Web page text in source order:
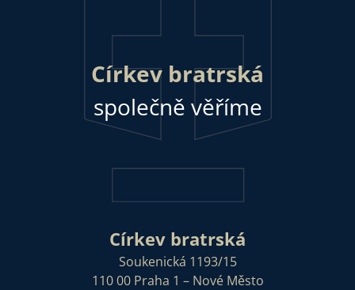
Církev bratrská
společně věříme
Církev bratrská
Soukenická 1193/15
110 00 Praha 1 – Nové Město